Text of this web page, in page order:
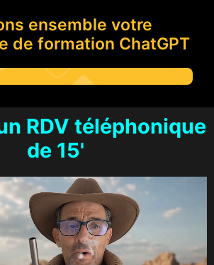
ensemble votre
de formation ChatGPT
RDV téléphonique
de 15'